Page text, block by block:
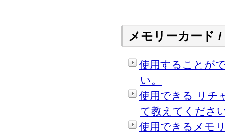
メモリーカード
使用することが
い。
使用できる リチ
て教えてくださ
使用できるメモ